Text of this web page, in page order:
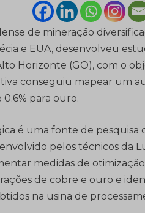
de mineração
e EUA, desenvolveu
Horizonte (GO), com o
conseguiu mapear um
para ouro.
é uma fonte de
pelos técnicos da
medidas de
de cobre e ouro e
na usina de